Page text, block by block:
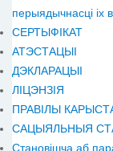
перыядычнасці іх
СЕРТЫФІКАТ
АТЭСТАЦЫІ
ДЭКЛАРАЦЫІ
ЛІЦЭНЗІЯ
ПРАВІЛЫ
САЦЫЯЛЬНЫЯ
Становiшча аб